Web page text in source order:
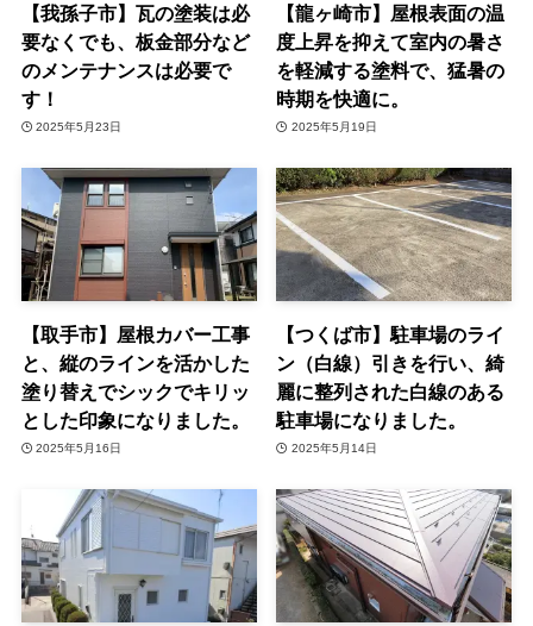
【我孫子市】瓦の塗装は必
要なくでも、板金部分など
のメンテナンスは必要で
す！
2025年5月23日
【龍ヶ崎市】屋根表面の温
度上昇を抑えて室内の暑さ
を軽減する塗料で、猛暑の
時期を快適に。
2025年5月19日
【取手市】屋根カバー工事
と、縦のラインを活かした
塗り替えでシックでキリッ
とした印象になりました。
2025年5月16日
【つくば市】駐車場のライ
ン（白線）引きを行い、綺
麗に整列された白線のある
駐車場になりました。
2025年5月14日